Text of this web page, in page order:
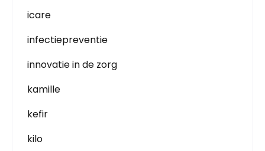
icare
infectiepreventie
innovatie in de zorg
kamille
kefir
kilo